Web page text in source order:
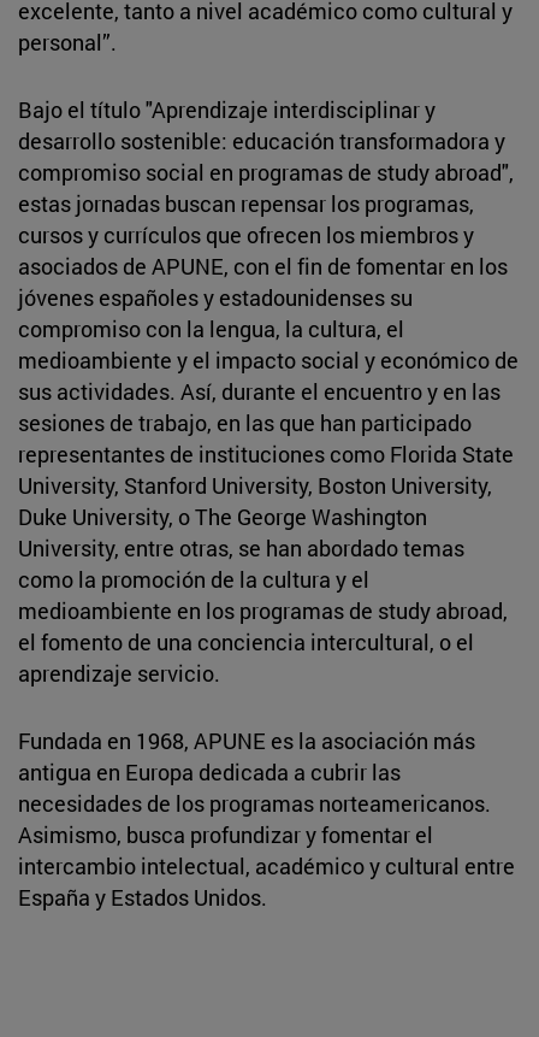
excelente, tanto a nivel académico como cultural y
personal”.
Bajo el título "Aprendizaje interdisciplinar y
desarrollo sostenible: educación transformadora y
compromiso social en programas de study abroad",
estas jornadas buscan repensar los programas,
cursos y currículos que ofrecen los miembros y
asociados de APUNE, con el fin de fomentar en los
jóvenes españoles y estadounidenses su
compromiso con la lengua, la cultura, el
medioambiente y el impacto social y económico de
sus actividades. Así, durante el encuentro y en las
sesiones de trabajo, en las que han participado
representantes de instituciones como Florida State
University, Stanford University, Boston University,
Duke University, o The George Washington
University, entre otras, se han abordado temas
como la promoción de la cultura y el
medioambiente en los programas de study abroad,
el fomento de una conciencia intercultural, o el
aprendizaje servicio.
Fundada en 1968, APUNE es la asociación más
antigua en Europa dedicada a cubrir las
necesidades de los programas norteamericanos.
Asimismo, busca profundizar y fomentar el
intercambio intelectual, académico y cultural entre
España y Estados Unidos.